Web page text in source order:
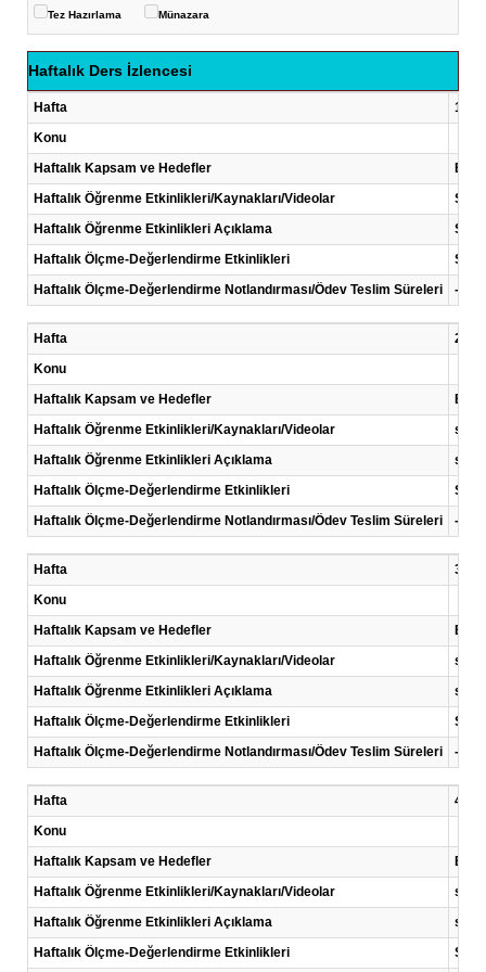
Tez Hazırlama Münazara
Haftalık Ders İzlencesi
Hafta
1
Konu
Haftalık Kapsam ve Hedefler
Bu
Haftalık Öğrenme Etkinlikleri/Kaynakları/Videolar
Haftalık Öğrenme Etkinlikleri Açıklama
Haftalık Ölçme-Değerlendirme Etkinlikleri
Haftalık Ölçme-Değerlendirme Notlandırması/Ödev Teslim Süreleri
-
Hafta
2
Konu
Haftalık Kapsam ve Hedefler
Bu
Haftalık Öğrenme Etkinlikleri/Kaynakları/Videolar
Haftalık Öğrenme Etkinlikleri Açıklama
Haftalık Ölçme-Değerlendirme Etkinlikleri
Haftalık Ölçme-Değerlendirme Notlandırması/Ödev Teslim Süreleri
-
Hafta
3
Konu
Haftalık Kapsam ve Hedefler
Bu
Haftalık Öğrenme Etkinlikleri/Kaynakları/Videolar
Haftalık Öğrenme Etkinlikleri Açıklama
Haftalık Ölçme-Değerlendirme Etkinlikleri
Haftalık Ölçme-Değerlendirme Notlandırması/Ödev Teslim Süreleri
-
Hafta
4
Konu
Haftalık Kapsam ve Hedefler
Bu
Haftalık Öğrenme Etkinlikleri/Kaynakları/Videolar
Haftalık Öğrenme Etkinlikleri Açıklama
Haftalık Ölçme-Değerlendirme Etkinlikleri